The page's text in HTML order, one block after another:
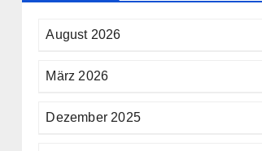
August 2026
März 2026
Dezember 2025